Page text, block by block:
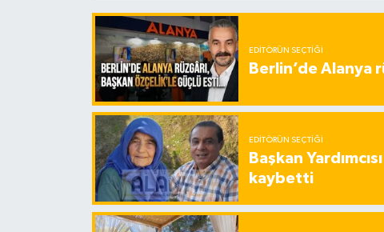
EDITÖRÜN SEÇTIĞI
Berlin’de Alanya
EDITÖRÜN SEÇTIĞI
Başkan
kaybetti